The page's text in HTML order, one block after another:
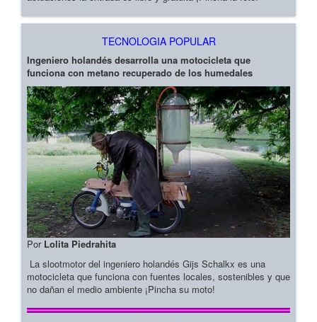
TECNOLOGIA POPULAR
Ingeniero holandés desarrolla una motocicleta que
funciona con metano recuperado de los humedales
Por Lolita Piedrahita
La slootmotor del ingeniero holandés Gijs Schalkx es una
motocicleta que funciona con fuentes locales, sostenibles y que
no dañan el medio ambiente ¡Pincha su moto!